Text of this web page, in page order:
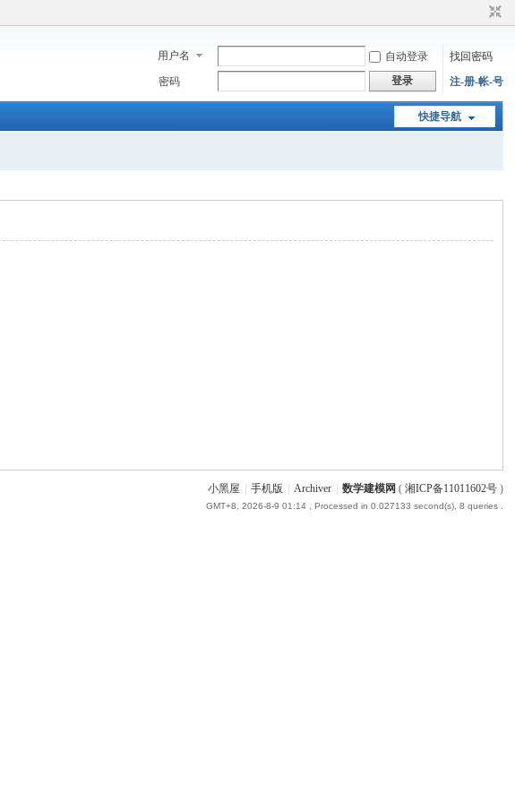
用户名 自动登录
找回密码
密码
登录 注-册-帐-号
快捷导航
小黑屋 手机版 Archiver 数学建模网 ( 湘ICP备11011602号)
GMT+8, 2026-8-9 01:14, Processed in 0.027133 second(s), 8 queries .